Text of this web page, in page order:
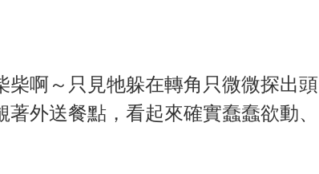
柴啊～只見牠躲在轉角只微微探出頭
外送餐點，看起來確實蠢蠢欲動、